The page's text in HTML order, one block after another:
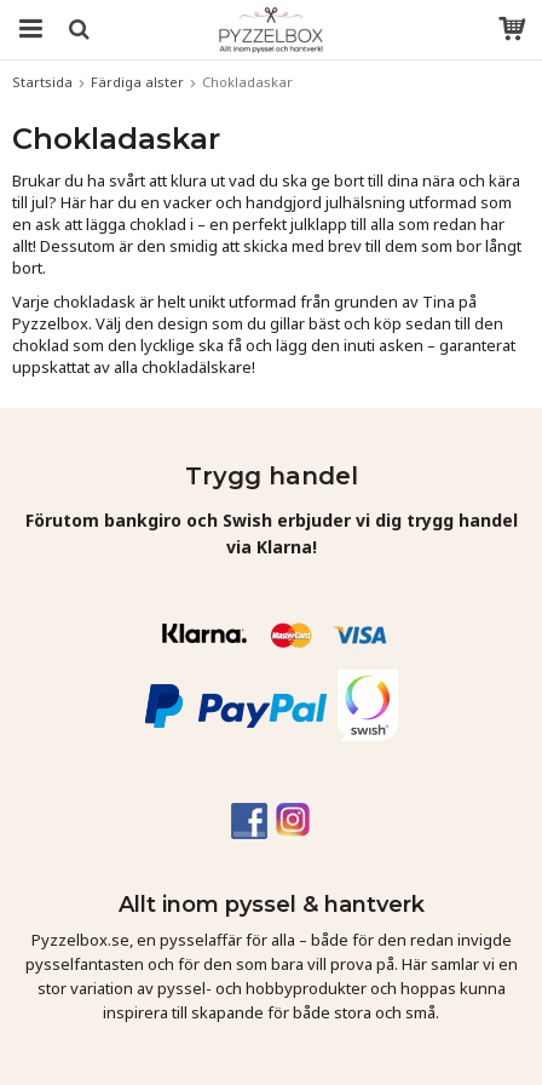
Startsida Färdiga alster Chokladaskar
Chokladaskar
Brukar du ha svårt att klura ut vad du ska ge bort till dina nära och kära
till jul? Här har du en vacker och handgjord julhälsning utformad som
en ask att lägga choklad i – en perfekt julklapp till alla som redan har
allt! Dessutom är den smidig att skicka med brev till dem som bor långt
bort.
Varje chokladask är helt unikt utformad från grunden av Tina på
Pyzzelbox. Välj den design som du gillar bäst och köp sedan till den
choklad som den lycklige ska få och lägg den inuti asken – garanterat
uppskattat av alla chokladälskare!
Trygg handel
Förutom bankgiro och Swish erbjuder vi dig trygg handel
via Klarna!
Allt inom pyssel & hantverk
Pyzzelbox.se, en pysselaffär för alla – både för den redan invigde
pysselfantasten och för den som bara vill prova på. Här samlar vi en
stor variation av pyssel- och hobbyprodukter och hoppas kunna
inspirera till skapande för både stora och små.